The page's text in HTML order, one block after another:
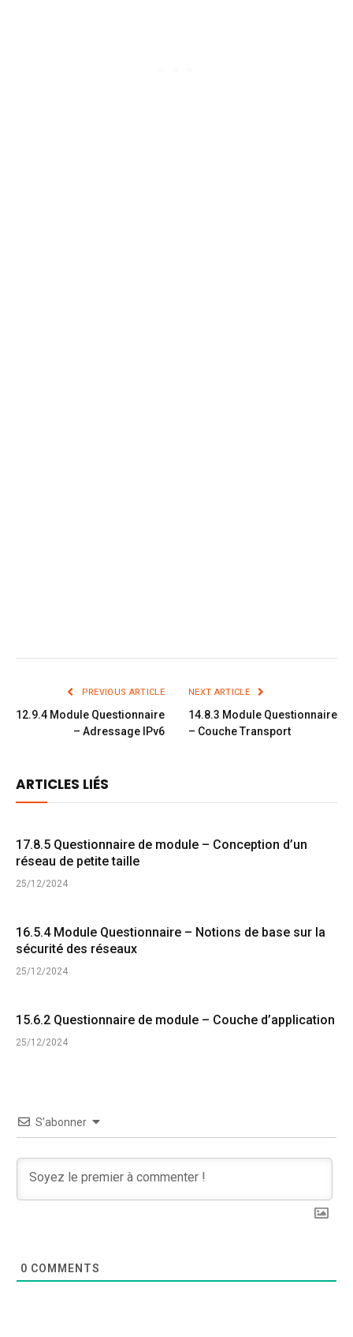
PREVIOUS ARTICLE
12.9.4 Module Questionnaire
– Adressage IPv6
NEXT ARTICLE
14.8.3 Module Questionnaire
– Couche Transport
ARTICLES LIÉS
17.8.5 Questionnaire de module – Conception d’un
réseau de petite taille
25/12/2024
16.5.4 Module Questionnaire – Notions de base sur la
sécurité des réseaux
25/12/2024
15.6.2 Questionnaire de module – Couche d’application
25/12/2024
S’abonner
0 COMMENTS